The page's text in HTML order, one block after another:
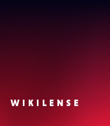
WIKILENSE